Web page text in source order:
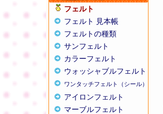
フェルト
フェルト 見本帳
フェルトの種類
サンフェルト
カラーフェルト
ウォッシャブルフェルト
ワンタッチフェルト（シール）
アイロンフェルト
マーブルフェルト